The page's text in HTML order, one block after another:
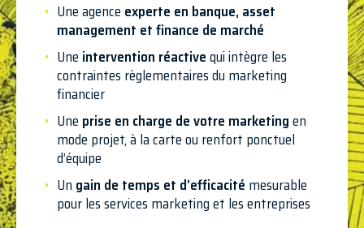
Une agence experte en banque, asset
management et finance de marché
Une intervention réactivequi intègre les
contraintes règlementaires du marketing
financier
Une prise en charge de votre marketingen
mode projet, à la carte ou renfort ponctuel
d’équipe
Un gain de temps et d’efficacité mesurable
pour les services marketing et les entreprises